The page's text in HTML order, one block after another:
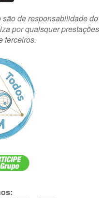
de responsabilidade do
por quaisquer prestações
terceiros.